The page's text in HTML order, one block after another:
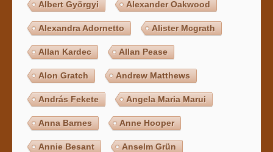
Albert Györgyi Alexander Oakwood
Alexandra Adornetto Alister Mcgrath
Allan Kardec Allan Pease
Alon Gratch Andrew Matthews
András Fekete Angela Maria Marui
Anna Barnes Anne Hooper
Annie Besant Anselm Grün